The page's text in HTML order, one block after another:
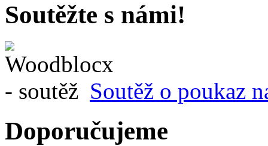
Soutěžte s námi!
Soutěž o poukaz
Doporučujeme